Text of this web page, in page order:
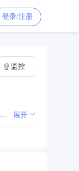
登录/注册
许可项目：特种设备制造；特种设备设计；特种设备安装改造修理；建设工程设计；建设工程施工。（依法须经批准的项目，经相关部门批准后方可开展经营活动，具体经营项目以相关部门批准文件或许可证件为准）一般项目：气体、液体分离及纯净设备制造；气体、液体分离及纯净设备销售；站用加氢及储氢设施销售；专用设备制造（不含许可类专业设备制造）；特种设备销售；通用设备制造（不含特种设备制造）；机械设备销售；电子产品销售；电力电子元器件销售；通信设备制造；通信设备销售；阀门和旋塞销售；气体压缩机械制造；气体压缩机械销售；智能车载设备制造；仪器仪表销售；智能仪器仪表销售；电池销售；电池制造；技术服务、技术开发、技术咨询、技术交流、技术转让、技术推广；人工智能应用软件开发；软件开发；自然科学研究和试验发展；工程和技术研究和试验发展；专业设计服务；信息技术咨询服务；货物进出口；技术进出口；贸易经纪；国内贸易代理；进出口代理；炼油、化工生产专用设备制造；炼油、化工生产专用设备销售；普通机械设备安装服务；大气环境污染防治服务；日用化学产品制造；化工产品销售（不含许可类化工产品）；塑料包装箱及容器制造；储能技术服务；电力设施器材销售；泵及真空设备销售；配电开关控制设备销售；新兴能源技术研发；金属材料销售；金属表面处理及热处理加工；新材料技术研发；喷涂加工。（除依法须经批准的项目外，凭营业执照依法自主开展经营活动） 展开
监控